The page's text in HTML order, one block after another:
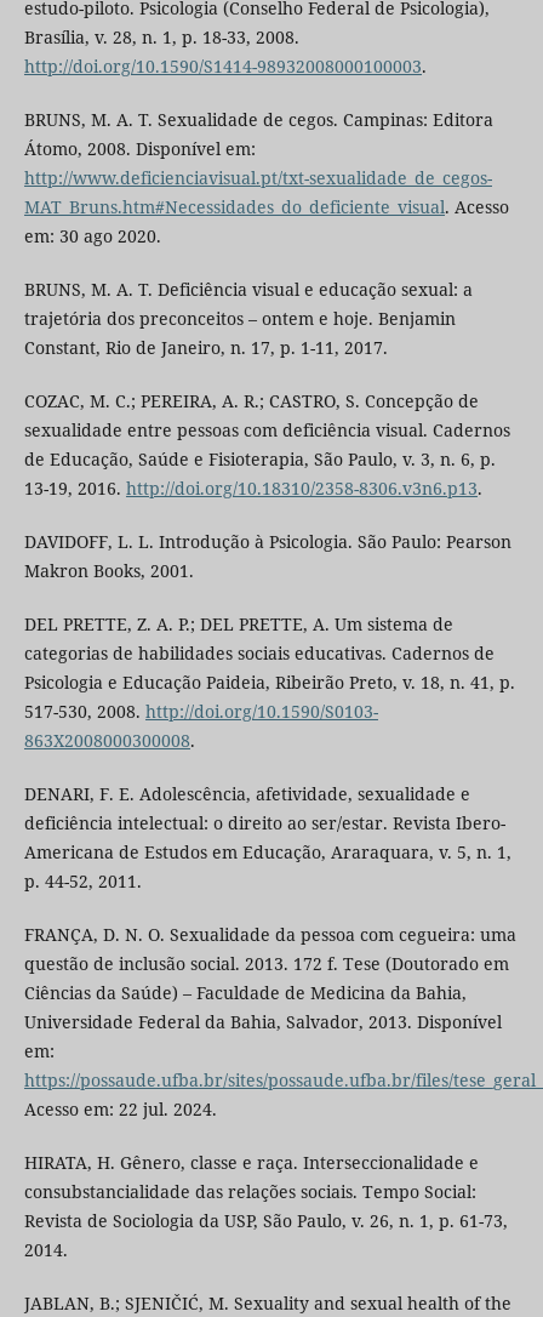
estudo-piloto. Psicologia (Conselho Federal de Psicologia),
Brasília, v. 28, n. 1, p. 18-33, 2008.
http://doi.org/10.1590/S1414-98932008000100003.
BRUNS, M. A. T. Sexualidade de cegos. Campinas: Editora
Átomo, 2008. Disponível em:
http://www.deficienciavisual.pt/txt-sexualidade_de_cegos-
MAT_Bruns.htm#Necessidades_do_deficiente_visual. Acesso
em: 30 ago 2020.
BRUNS, M. A. T. Deficiência visual e educação sexual: a
trajetória dos preconceitos – ontem e hoje. Benjamin
Constant, Rio de Janeiro, n. 17, p. 1-11, 2017.
COZAC, M. C.; PEREIRA, A. R.; CASTRO, S. Concepção de
sexualidade entre pessoas com deficiência visual. Cadernos
de Educação, Saúde e Fisioterapia, São Paulo, v. 3, n. 6, p.
13-19, 2016. http://doi.org/10.18310/2358-8306.v3n6.p13.
DAVIDOFF, L. L. Introdução à Psicologia. São Paulo: Pearson
Makron Books, 2001.
DEL PRETTE, Z. A. P.; DEL PRETTE, A. Um sistema de
categorias de habilidades sociais educativas. Cadernos de
Psicologia e Educação Paideia, Ribeirão Preto, v. 18, n. 41, p.
517-530, 2008. http://doi.org/10.1590/S0103-
863X2008000300008.
DENARI, F. E. Adolescência, afetividade, sexualidade e
deficiência intelectual: o direito ao ser/estar. Revista Ibero-
Americana de Estudos em Educação, Araraquara, v. 5, n. 1,
p. 44-52, 2011.
FRANÇA, D. N. O. Sexualidade da pessoa com cegueira: uma
questão de inclusão social. 2013. 172 f. Tese (Doutorado em
Ciências da Saúde) – Faculdade de Medicina da Bahia,
Universidade Federal da Bahia, Salvador, 2013. Disponível
em:
https://possaude.ufba.br/sites/possaude.ufba.br/files/
Acesso em: 22 jul. 2024.
HIRATA, H. Gênero, classe e raça. Interseccionalidade e
consubstancialidade das relações sociais. Tempo Social:
Revista de Sociologia da USP, São Paulo, v. 26, n. 1, p. 61-73,
2014.
JABLAN, B.; SJENIČIĆ, M. Sexuality and sexual health of the